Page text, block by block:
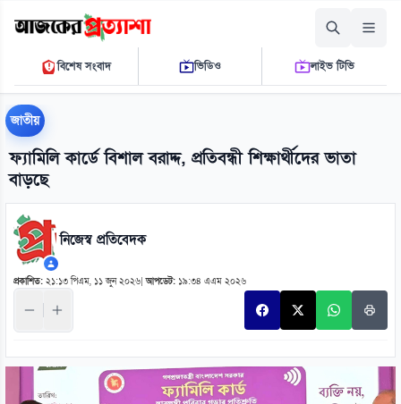
শুক্রবার, ০৭ আগস্ট ২০২৬
১১:৩২:০০ পি.এম.THE DAILY AJKER PROTTASHA
বিশেষ সংবাদ ভিডিও লাইভ টিভি
জাতীয়
ফ্যামিলি কার্ডে বিশাল বরাদ্দ, প্রতিবন্ধী শিক্ষার্থীদের ভাতা
বাড়ছে
নিজেস্ব প্রতিবেদক
প্রকাশিত: ২১:১৩ পিএম, ১১ জুন ২০২৬ |আপডেট: ১৯:৩৪ এএম ২০২৬